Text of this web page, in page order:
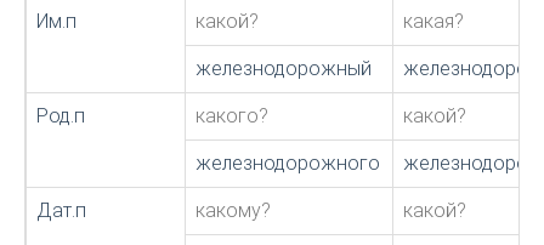
Им.п какой? какая?
железнодорожный
Род.п какого? какой?
железнодорожного
Дат.п какому? какой?